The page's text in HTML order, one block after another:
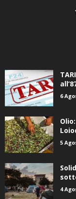
6
5
4